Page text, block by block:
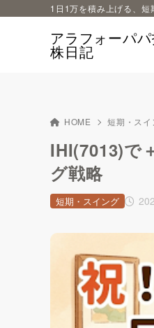
アラフォーパ
株日記
1日1万を積み上げる、
HOME 短期・スイ
IHI(7013)で
グ戦略
短期・スイング